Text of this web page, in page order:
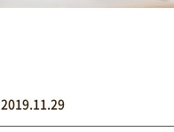
2019.11.29